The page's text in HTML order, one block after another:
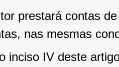
prestará contas
nas mesmas
inciso IV deste